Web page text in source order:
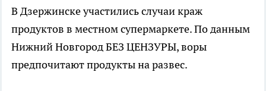
В Дзержинске участились случаи краж
продуктов в местном супермаркете. По данным
Нижний Новгород БЕЗ ЦЕНЗУРЫ, воры
предпочитают продукты на развес.